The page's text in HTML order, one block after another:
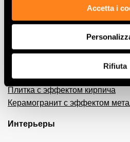
Accetta i
Rifiuta
Керамогранит с эффектом
Керамогранит с эффектом
Керамогранит с эффектом
Керамогранит с эффектом
Декоративная плитка
Плитка с эффектом кирпича
Керамогранит с эффектом
Интерьеры